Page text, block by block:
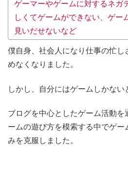
ゲーマーやゲームに対するネガ
しくてゲームができない、ゲー
見いだせないなど
僕自身、社会人になり仕事の忙し
めなくなりました。
しかし、自分にはゲームしかない
ブログを中心としたゲーム活動
ームの遊び方を模索する中でゲー
みを克服しました。